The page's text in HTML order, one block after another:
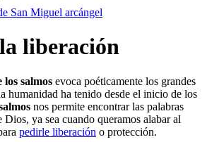
San Miguel arcángel
liberación
los salmos evoca poéticamente los grandes
humanidad ha tenido desde el inicio de los
nos permite encontrar las palabras
Dios, ya sea cuando queramos alabar al
pedirle liberación o protección.